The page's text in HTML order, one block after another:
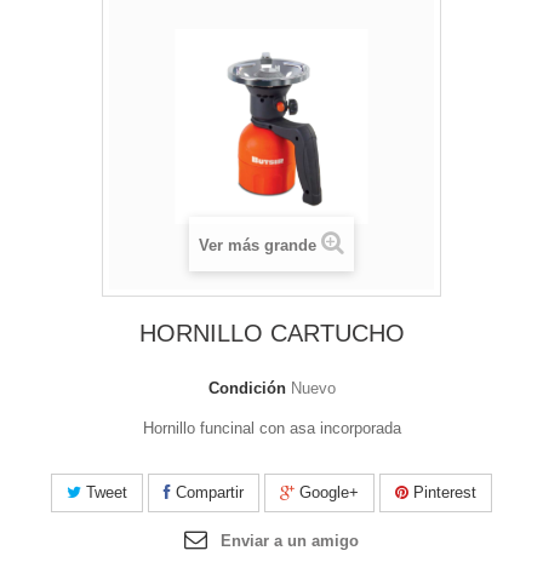
Ver más grande
HORNILLO CARTUCHO
Condición Nuevo
Hornillo funcinal con asa incorporada
Tweet Compartir Google+ Pinterest
Enviar a un amigo